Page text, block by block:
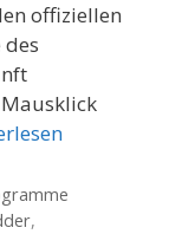
offiziellen
,